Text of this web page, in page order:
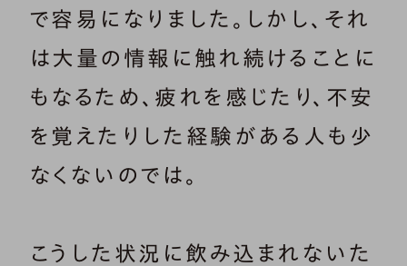
で容易になりました。しかし、それ
は大量の情報に触れ続けることに
もなるため、疲れを感じたり、不安
を覚えたりした経験がある人も少
なくないのでは。
こうした状況に飲み込まれないた